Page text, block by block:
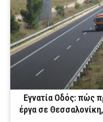
Εγνατία Οδός: πώς
έργα σε